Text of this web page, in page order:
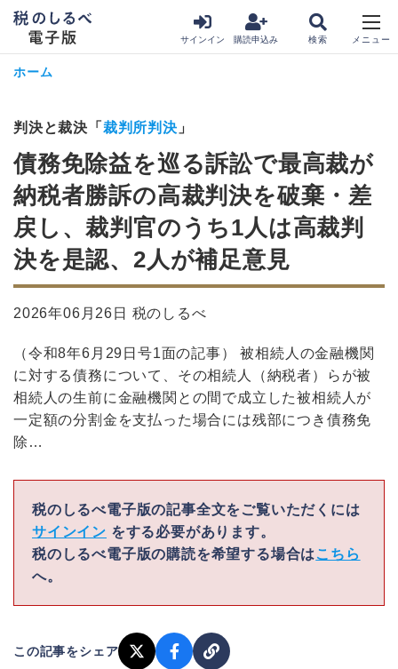
サインイン 購読申込み
ホーム
判決と裁決「 裁判所判決 」
債務免除益を巡る訴訟で最高裁が
納税者勝訴の高裁判決を破棄・差
戻し、裁判官のうち1人は高裁判
決を是認、2人が補足意見
2026年06月26日 税のしるべ
（令和8年6月29日号1面の記事） 被相続人の金融機関
に対する債務について、その相続人（納税者）らが被
相続人の生前に金融機関との間で成立した被相続人が
一定額の分割金を支払った場合には残部につき債務免
除…
税のしるべ電子版の記事全文をご覧いただくには
サインイン をする必要があります。
税のしるべ電子版の購読を希望する場合は こちら
へ。
この記事をシェア